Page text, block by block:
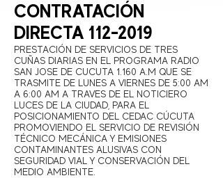
CONTRATACIÓN
DIRECTA 112-2019
PRESTACIÓN DE SERVICIOS DE TRES
CUÑAS DIARIAS EN EL PROGRAMA RADIO
SAN JOSE DE CUCUTA 1.160 A.M QUE SE
TRASMITE DE LUNES A VIERNES DE 5:00 AM
A 6:00 AM A TRAVES DE EL NOTICIERO
LUCES DE LA CIUDAD, PARA EL
POSICIONAMIENTO DEL CEDAC CÚCUTA
PROMOVIENDO EL SERVICIO DE REVISIÓN
TÉCNICO MECÁNICA Y EMISIONES
CONTAMINANTES ALUSIVAS CON
SEGURIDAD VIAL Y CONSERVACIÓN DEL
MEDIO AMBIENTE.